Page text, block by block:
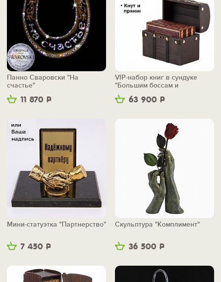
11 870 Р
Панно Сваровски "На
счастье"
63 900 Р
VIP-набор книг в сундуке
"Большим боссам и
маленьким"
7 450 Р
Мини-статуэтка "Партнерство"
36 500 Р
Скульптура "Комплимент"